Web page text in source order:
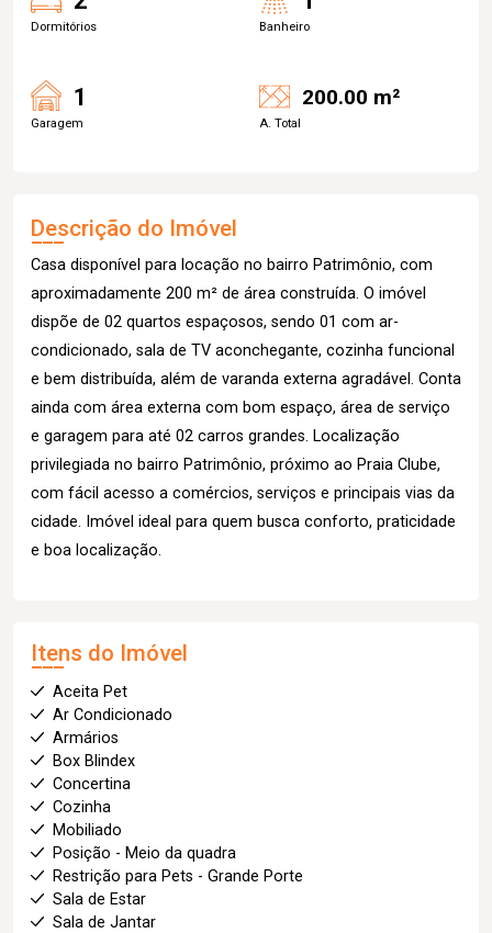
Dormitórios Banheiro
1
Garagem
200.00 m²
A. Total
Descrição do Imóvel
Casa disponível para locação no bairro Patrimônio, com
aproximadamente 200 m² de área construída. O imóvel
dispõe de 02 quartos espaçosos, sendo 01 com ar-
condicionado, sala de TV aconchegante, cozinha funcional
e bem distribuída, além de varanda externa agradável. Conta
ainda com área externa com bom espaço, área de serviço
e garagem para até 02 carros grandes. Localização
privilegiada no bairro Patrimônio, próximo ao Praia Clube,
com fácil acesso a comércios, serviços e principais vias da
cidade. Imóvel ideal para quem busca conforto, praticidade
e boa localização.
Itens do Imóvel
Aceita Pet
Ar Condicionado
Armários
Box Blindex
Concertina
Cozinha
Mobiliado
Posição - Meio da quadra
Restrição para Pets - Grande Porte
Sala de Estar
Sala de Jantar